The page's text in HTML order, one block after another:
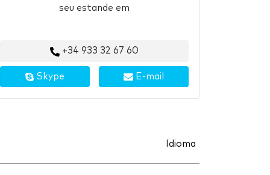
seu estande em
+34 933 32 67 60
Skype E-mail
Idioma